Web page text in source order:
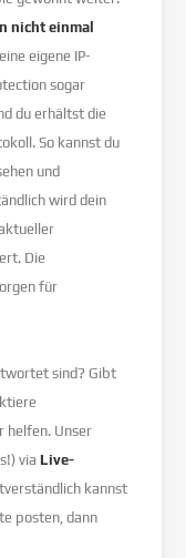
nicht einmal
eigene IP-
sogar
du erhältst die
So kannst du
und
wird dein
Die
für
sind? Gibt
helfen. Unser
via Live-
kannst
posten, dann